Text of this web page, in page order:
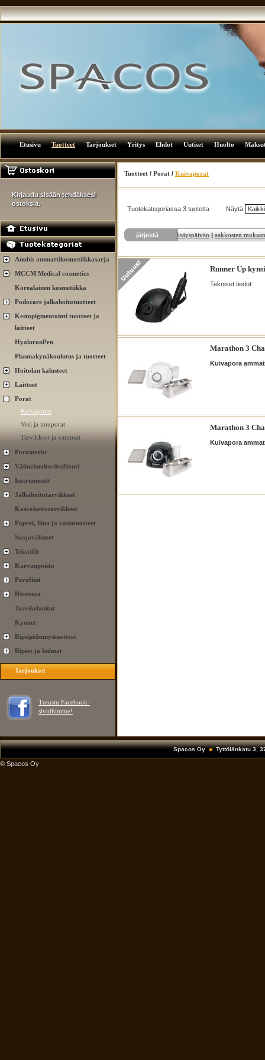
Etusivu Tuotteet Tarjoukset Yritys Ehdot Uutiset Huolto
Kirjaudu sisään tehdäksesi
ostoksia.
Anubis ammattikosmetiikkasarja
MCCM Medical cosmetics
Korealainen kosmetiikka
Podocare jalkahoitotuotteet
Kestopigmentointi tuotteet ja
laitteet
HyaluronPen
Plasmakynäkoulutus ja tuotteet
Hoitolan kalusteet
Laitteet
Porat
Kuivaporat
Vesi ja imuporat
Tarvikkeet ja varaosat
Poranterät
Välinehuolto/desifionti
Instrumentit
Jalkahoitotarvikkeet
Kasvohoitotarvikkeet
Paperi, liina ja vanutuotteet
Suojavälineet
Tekstiilit
Karvanpoisto
Parafiini
Hieronta
Tarvikelaukut
Kynnet
Ripsipidennystuotteet
Ripset ja kulmat
Tarjoukset
Tutustu Facebook-
sivuihimme!
Tuotteet / Porat / Kuivaporat
Tuotekategoriassa 3 tuotetta Näytä
järjestä lisäyspäivän | aakkosten mukaan
Runner Up
Tekniset tiedot:
Marathon 3
Kuivapora
Marathon 3
Kuivapora
Spacos Oy Tyttölänkatu 3,
© Spacos Oy